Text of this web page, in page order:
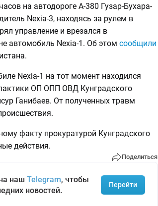
на автодороге А-380 Гузар-Бухара-
Nexia-3, находясь за рулем в
управление и врезался в
автомобиль Nexia-1. Об этом сообщили
Nexia-1 на тот момент находился
ОП ОПП ОВД Кунградского
Ганибаев. От полученных травм
факту прокуратурой Кунградского
действия.
Поделиться
наш Telegram, чтобы
новостей.
Перейти